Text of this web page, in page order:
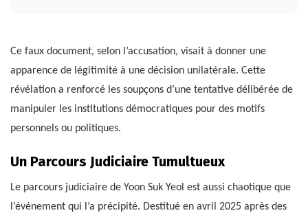
Ce faux document, selon l’accusation, visait à donner une
apparence de légitimité à une décision unilatérale. Cette
révélation a renforcé les soupçons d’une tentative délibérée de
manipuler les institutions démocratiques pour des motifs
personnels ou politiques.
Un Parcours Judiciaire Tumultueux
Le parcours judiciaire de Yoon Suk Yeol est aussi chaotique que
l’événement qui l’a précipité. Destitué en avril 2025 après des